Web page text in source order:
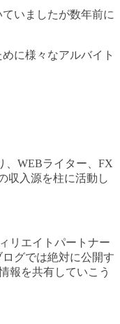
いましたが数年前に
に様々なアルバイト
、WEBライター、FX
収入源を柱に活動し
リエイトパートナー
グでは絶対に公開す
報を共有していこう